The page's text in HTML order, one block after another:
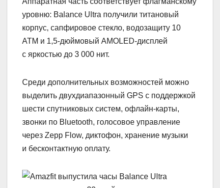
уровню: Balance Ultra получили титановый
корпус, сапфировое стекло, водозащиту 10
ATM и 1,5‑дюймовый AMOLED-дисплей
с яркостью до 3 000 нит.
Среди дополнительных возможностей можно
выделить двухдиапазонный GPS с поддержкой
шести спутниковых систем, офлайн-карты,
звонки по Bluetooth, голосовое управление
через Zepp Flow, диктофон, хранение музыки
и бесконтактную оплату.